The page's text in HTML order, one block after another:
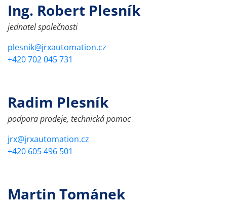
Ing. Robert Plesník
jednatel společnosti
plesnik@jrxautomation.cz
+420 702 045 731
Radim Plesník
podpora prodeje, technická pomoc
jrx@jrxautomation.cz
+420 605 496 501
Martin Tománek